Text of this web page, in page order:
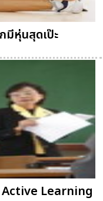
มีหุ่นสุดเป๊ะ
Active Learning